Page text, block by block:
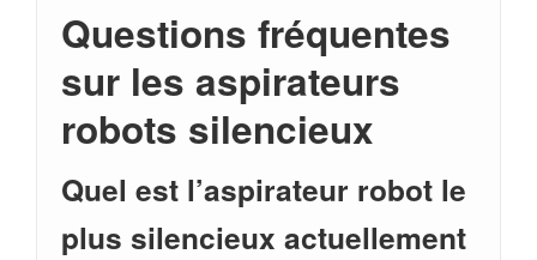
Questions fréquentes
sur les aspirateurs
robots silencieux
Quel est l’aspirateur robot le
plus silencieux actuellement